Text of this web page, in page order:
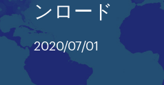
ンロード
2020/07/01